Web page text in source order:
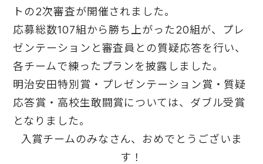
トの2次審査が開催されました。
応募総数107組から勝ち上がった20組が、プレ
ゼンテーションと審査員との質疑応答を行い、
各チームで練ったプランを披露しました。
明治安田特別賞・プレゼンテーション賞・質疑
応答賞・高校生敢闘賞については、ダブル受賞
となりました。
入賞チームのみなさん、おめでとうございま
す！